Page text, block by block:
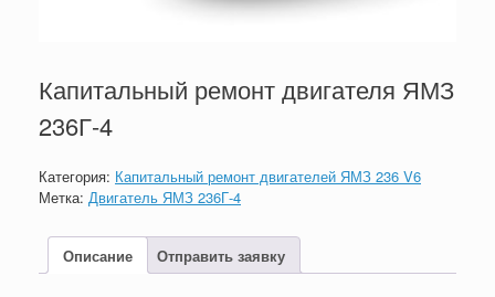
Капитальный ремонт двигателя ЯМЗ
236Г-4
Категория: Капитальный ремонт двигателей ЯМЗ 236 V6
Метка: Двигатель ЯМЗ 236Г-4
Описание Отправить заявку